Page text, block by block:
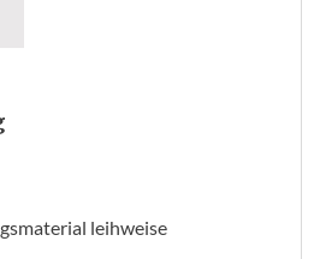
leihweise